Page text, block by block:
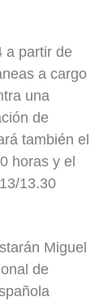
a partir de
a cargo
una
de
también el
horas y el
13.30
Miguel
de